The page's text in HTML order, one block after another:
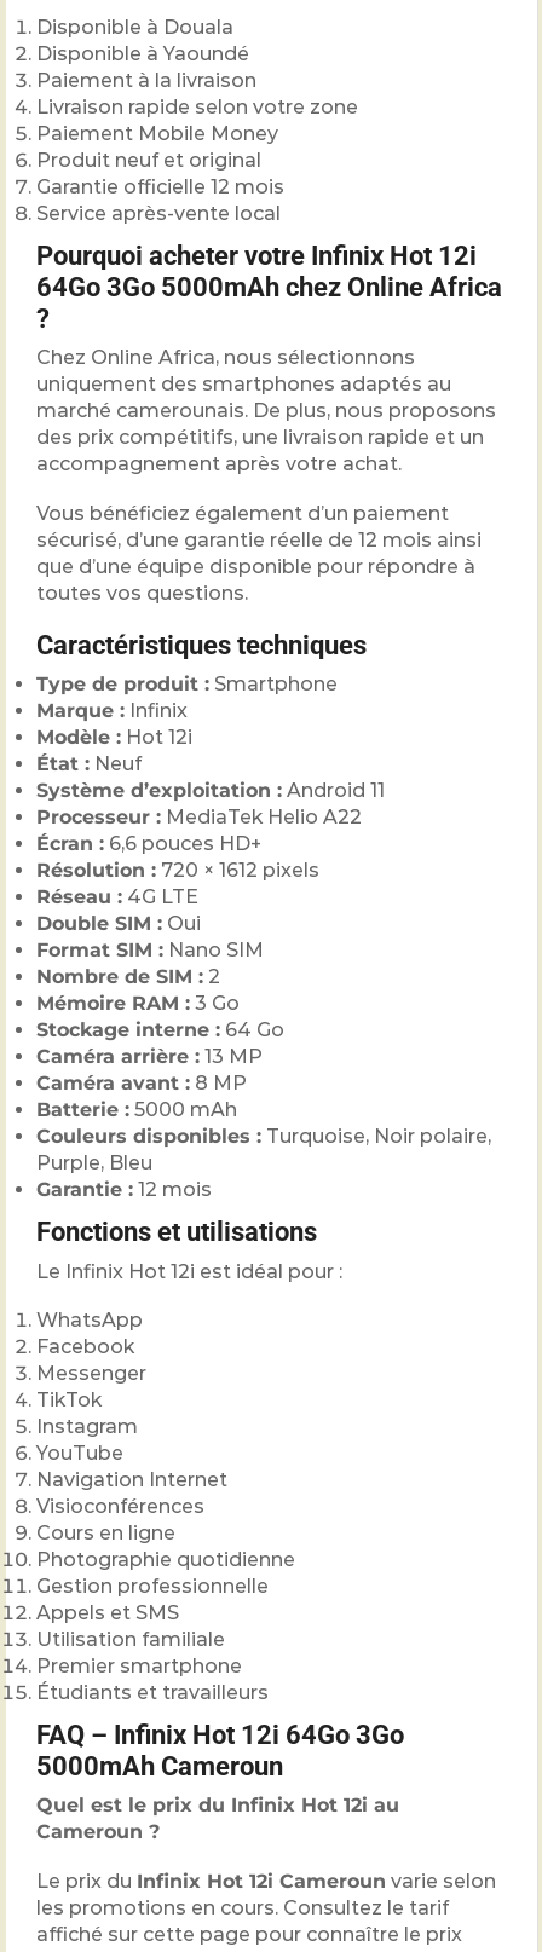
Disponible à Douala
Disponible à Yaoundé
Paiement à la livraison
Livraison rapide selon votre zone
Paiement Mobile Money
Produit neuf et original
Garantie officielle 12 mois
Service après-vente local
Pourquoi acheter votre Infinix Hot 12i
64Go 3Go 5000mAh chez Online Africa
?
Chez Online Africa, nous sélectionnons
uniquement des smartphones adaptés au
marché camerounais. De plus, nous proposons
des prix compétitifs, une livraison rapide et un
accompagnement après votre achat.
Vous bénéficiez également d’un paiement
sécurisé, d’une garantie réelle de 12 mois ainsi
que d’une équipe disponible pour répondre à
toutes vos questions.
Caractéristiques techniques
Type de produit : Smartphone
Marque : Infinix
Modèle : Hot 12i
État : Neuf
Système d’exploitation : Android 11
Processeur : MediaTek Helio A22
Écran : 6,6 pouces HD+
Résolution : 720 × 1612 pixels
Réseau : 4G LTE
Double SIM : Oui
Format SIM : Nano SIM
Nombre de SIM : 2
Mémoire RAM : 3 Go
Stockage interne : 64 Go
Caméra arrière : 13 MP
Caméra avant : 8 MP
Batterie : 5000 mAh
Couleurs disponibles : Turquoise, Noir polaire,
Purple, Bleu
Garantie : 12 mois
Fonctions et utilisations
Le Infinix Hot 12i est idéal pour :
WhatsApp
Facebook
Messenger
TikTok
Instagram
YouTube
Navigation Internet
Visioconférences
Cours en ligne
Photographie quotidienne
Gestion professionnelle
Appels et SMS
Utilisation familiale
Premier smartphone
Étudiants et travailleurs
FAQ – Infinix Hot 12i 64Go 3Go
5000mAh Cameroun
Quel est le prix du Infinix Hot 12i au
Cameroun ?
Le prix du Infinix Hot 12i Cameroun varie selon
les promotions en cours. Consultez le tarif
affiché sur cette page pour connaître le prix